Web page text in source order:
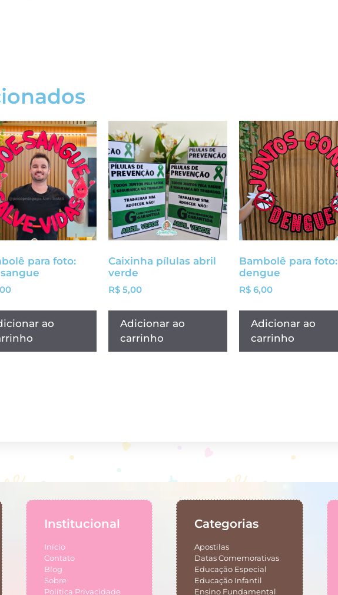
para foto:
ao
Caixinha pílulas abril
verde
R$5,00
Adicionar ao
carrinho
Bambolê para foto:
dengue
R$ 6,00
Adicionar ao
carrinho
Institucional
Início
Contato
Blog
Sobre
Política Privacidade
Categorias
Apostilas
Datas Comemorativas
Educação Especial
Educação Infantil
Ensino Fundamental